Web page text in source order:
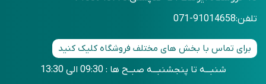
تلفن:91014658-071
برای تماس با بخش های مختلف فروشگاه کلیک کنید
شنبـــه تا پنجشنبـــه صبــح ها : 09:30 الی 13:30